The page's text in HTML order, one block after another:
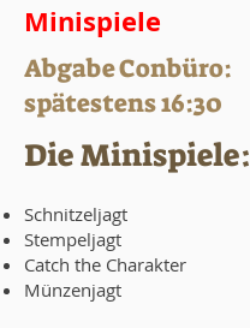
Minispiele
Abgabe Conbüro:
spätestens 16:30
Die Minispiele:
Schnitzeljagt
Stempeljagt
Catch the Charakter
Münzenjagt